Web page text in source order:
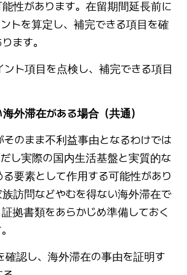
性があります。在留期間延長前に
トを算定し、補完できる項目を確
ます。
ト項目を点検し、補完できる項目
外滞在がある場合（共通）
のまま不利益事由となるわけでは
し実際の国内生活基盤と実質的な
要素として作用する可能性があり
訪問などやむを得ない海外滞在で
拠書類をあらかじめ準備しておく
認し、海外滞在の事由を証明す